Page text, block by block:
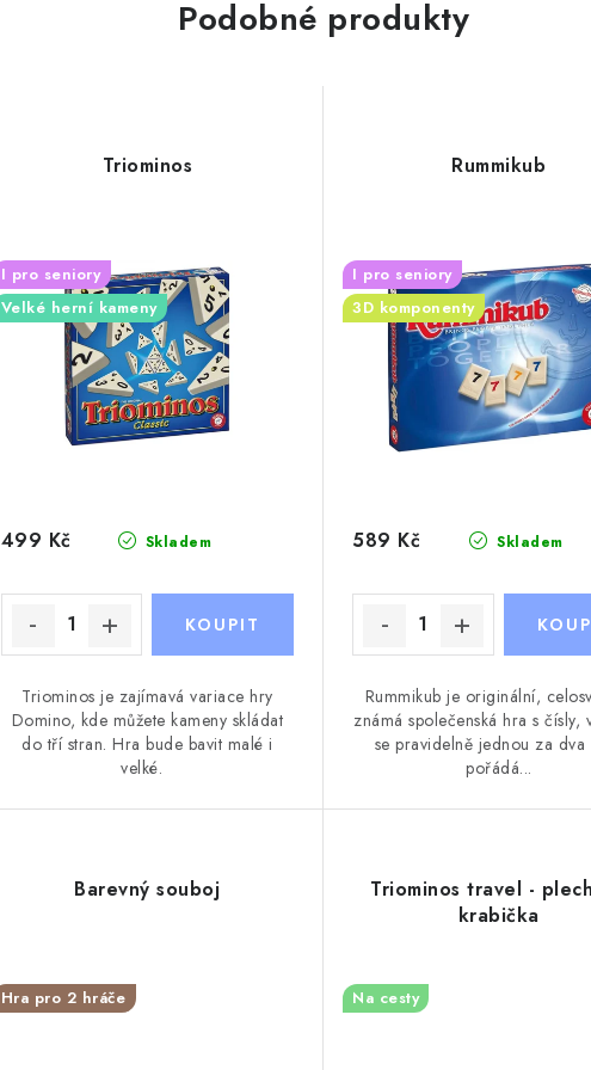
Podobné produkty
Triominos
I pro seniory
Velké herní kameny
Skladem
499 Kč
Triominos je zajímavá variace hry
Domino, kde můžete kameny skládat
do tří stran. Hra bude bavit malé i
velké.
Rummikub
I pro seniory
3D komponenty
Skladem
589 Kč
Rummikub je originální,
známá společenská hra s čísly,
se pravidelně jednou za dva
pořádá...
Barevný souboj
Hra pro 2 hráče
Triominos travel -
krabička
Na cesty